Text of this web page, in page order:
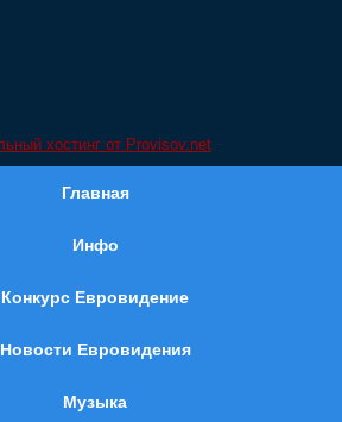
Главная
Инфо
Конкурс Евровидение
Новости Евровидения
Музыка